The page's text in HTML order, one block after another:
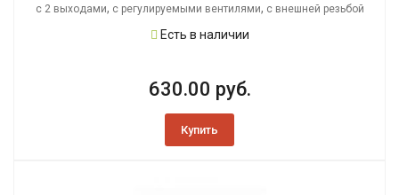
с 2 выходами, с регулируемыми вентилями, с внешней резьбой
Есть в наличии
630.00 руб.
Купить